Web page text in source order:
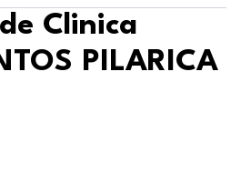
Clinica
PILARICA